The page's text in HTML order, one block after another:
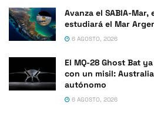
Avanza el SABIA-
estudiará el Mar
6 AGOSTO, 2026
El MQ-28 Ghost Bat
con un misil:
autónomo
6 AGOSTO, 2026